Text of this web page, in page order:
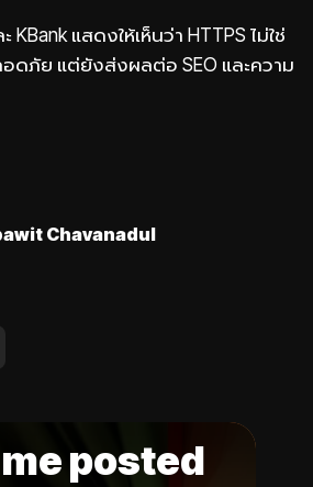
KBank แสดงให้เห็นว่า HTTPS ไม่ใช่
ดภัย แต่ยังส่งผลต่อ SEO และความ
Chavanadul
posted